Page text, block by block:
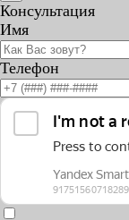
Консультация
Имя
Телефон